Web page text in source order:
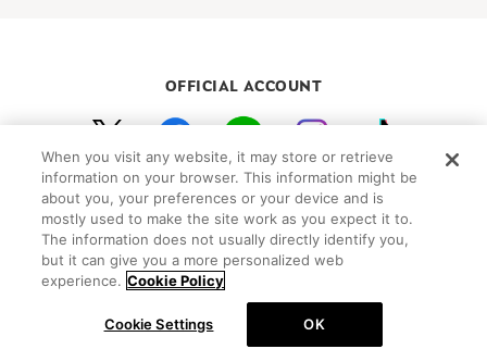
OFFICIAL ACCOUNT
初めての方向けガイド FAQ
プライバシーポリシー サイトマップ
Cookie Settings
©Peanuts Worldwide LLC
When you visit any website, it may store or retrieve
information on your browser. This information might be
about you, your preferences or your device and is
mostly used to make the site work as you expect it to.
The information does not usually directly identify you,
but it can give you a more personalized web
experience. Cookie Policy
Cookie Settings OK